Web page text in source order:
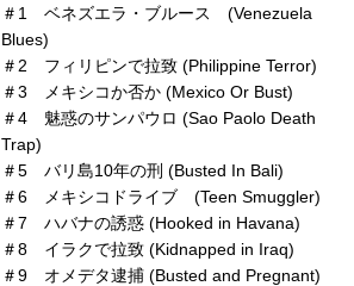
＃1 ベネズエラ・ブルース (Venezuela
Blues)
＃2 フィリピンで拉致 (Philippine Terror)
＃3 メキシコか否か (Mexico Or Bust)
＃4 魅惑のサンパウロ (Sao Paolo Death
Trap)
＃5 バリ島10年の刑 (Busted In Bali)
＃6 メキシコドライブ (Teen Smuggler)
＃7 ハバナの誘惑 (Hooked in Havana)
＃8 イラクで拉致 (Kidnapped in Iraq)
＃9 オメデタ逮捕 (Busted and Pregnant)